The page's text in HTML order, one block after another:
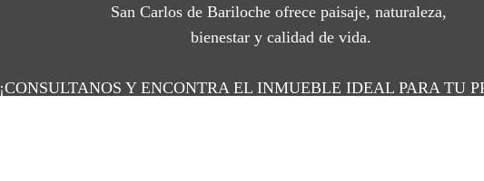
San Carlos de Bariloche ofrece paisaje, naturaleza,
bienestar y calidad de vida.
¡CONSULTANOS Y ENCONTRA EL INMUEBLE IDEAL PARA TU